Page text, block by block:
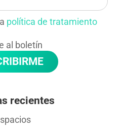
política de tratamiento
al boletín
recientes